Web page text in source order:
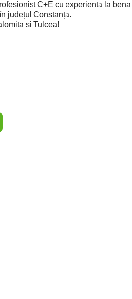
C+E cu experienta la bena
județul Constanța.
si Tulcea!